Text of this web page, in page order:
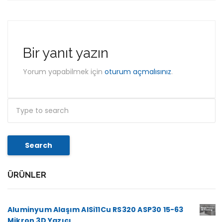
Bir yanıt yazın
Yorum yapabilmek için oturum açmalısınız.
Search
ÜRÜNLER
Aluminyum Alaşım AlSi11Cu RS320 ASP30 15-63